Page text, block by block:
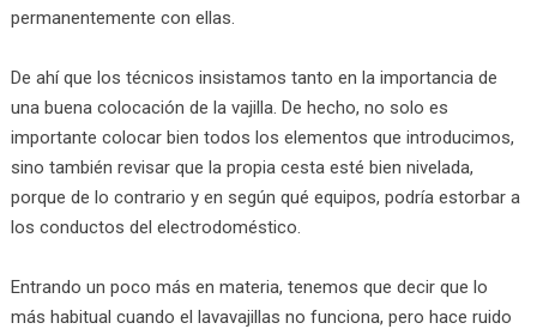
permanentemente con ellas.
De ahí que los técnicos insistamos tanto en la importancia de
una buena colocación de la vajilla. De hecho, no solo es
importante colocar bien todos los elementos que introducimos,
sino también revisar que la propia cesta esté bien nivelada,
porque de lo contrario y en según qué equipos, podría estorbar a
los conductos del electrodoméstico.
Entrando un poco más en materia, tenemos que decir que lo
más habitual cuando el lavavajillas no funciona, pero hace ruido